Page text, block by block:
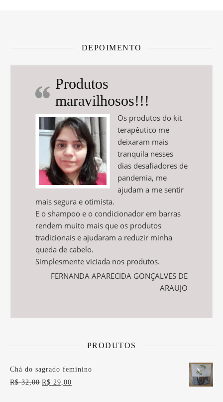
DEPOIMENTO
Produtos
maravilhosos!!!
Os produtos do kit
terapêutico me
deixaram mais
tranquila nesses
dias desafiadores de
pandemia, me
ajudam a me sentir
mais segura e otimista.
E o shampoo e o condicionador em barras
rendem muito mais que os produtos
tradicionais e ajudaram a reduzir minha
queda de cabelo.
Simplesmente viciada nos produtos.
FERNANDA APARECIDA GONÇALVES DE
ARAUJO
PRODUTOS
Chá do sagrado feminino
R$32,00 O preço original era: R$ 32,00.
R$ 29,00